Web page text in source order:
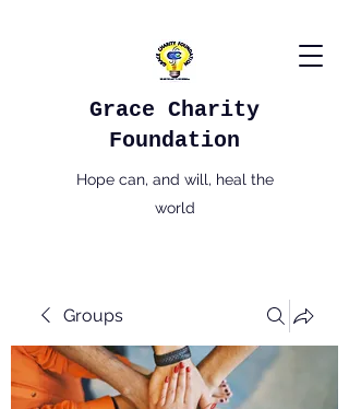
Grace Charity
Foundation
Hope can, and will, heal the
world
Groups